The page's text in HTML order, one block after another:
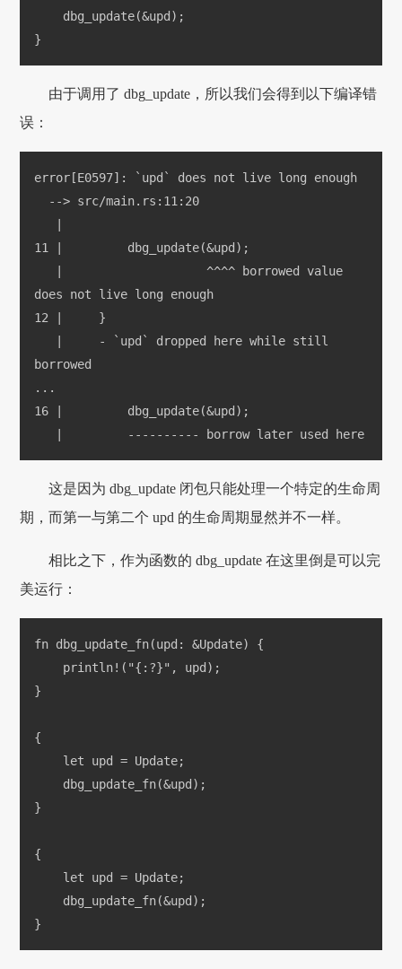
    dbg_update(&upd);
}
由于调用了 dbg_update，所以我们会得到以下编译错
误：
error[E0597]: `upd` does not live long enough
  --> src/main.rs:11:20
11 |         dbg_update(&upd);
does not live long enough
12 |     }
borrowed
...
16 |         dbg_update(&upd);
   |         ---------- borrow later used here
这是因为 dbg_update 闭包只能处理一个特定的生命周
期，而第一与第二个 upd 的生命周期显然并不一样。
相比之下，作为函数的 dbg_update 在这里倒是可以完
美运行：
fn dbg_update_fn(upd: &Update) {
    println!("{:?}", upd);
}
{
    let upd = Update;
    dbg_update_fn(&upd);
}
{
    let upd = Update;
    dbg_update_fn(&upd);
}